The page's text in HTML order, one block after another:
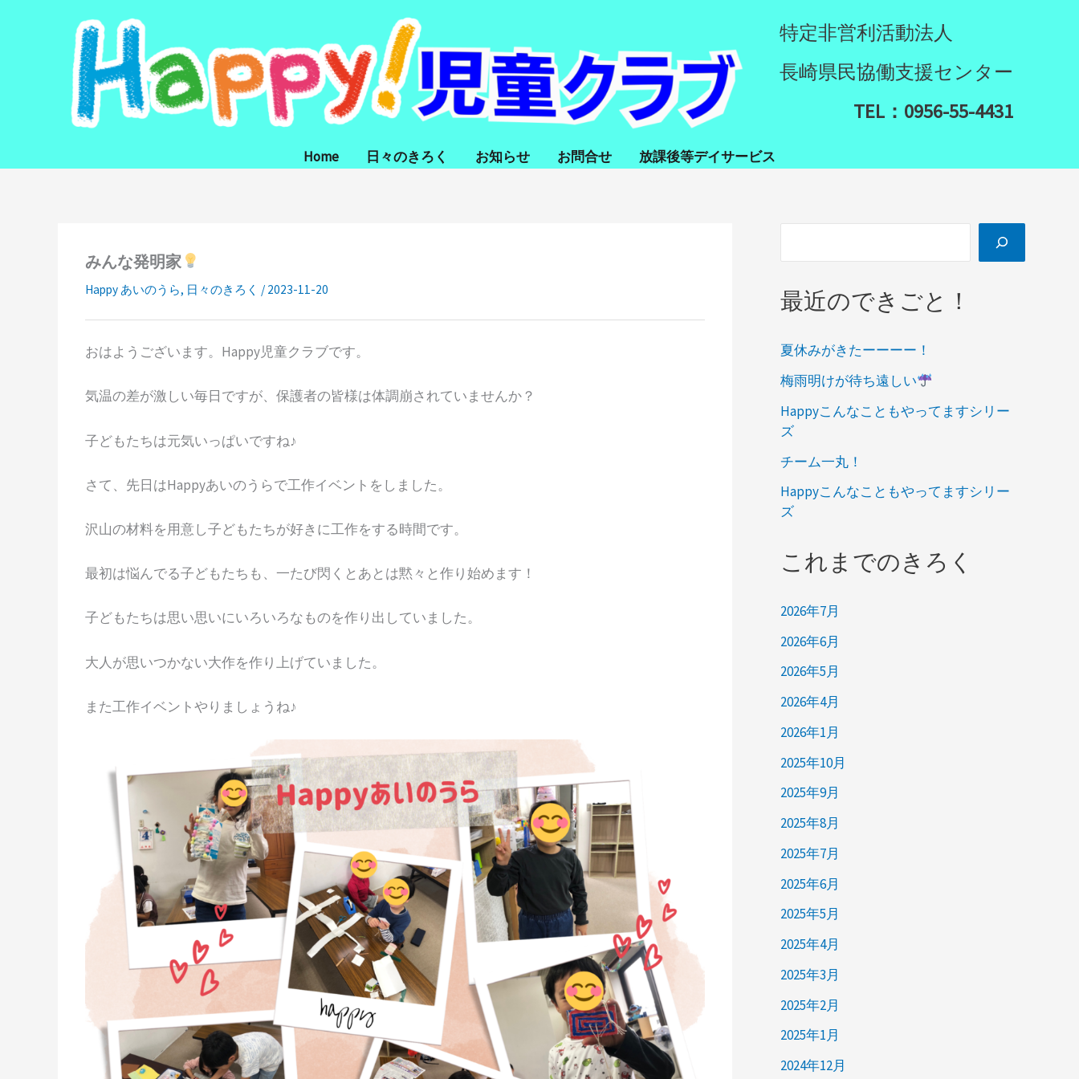
特定非営利活動法人
長崎県民協働支援センター
TEL：0956-55-4431
Home 日々のきろく お知らせ お問合せ 放課後等デイサービス
みんな発明家
Happy あいのうら, 日々のきろく / 2023-11-20
おはようございます。Happy児童クラブです。
気温の差が激しい毎日ですが、保護者の皆様は体調崩されていませんか？
子どもたちは元気いっぱいですね♪
さて、先日はHappyあいのうらで工作イベントをしました。
沢山の材料を用意し子どもたちが好きに工作をする時間です。
最初は悩んでる子どもたちも、一たび閃くとあとは黙々と作り始めます！
子どもたちは思い思いにいろいろなものを作り出していました。
大人が思いつかない大作を作り上げていました。
また工作イベントやりましょうね♪
索
最近のできごと！
夏休みがきたーーーー！
梅雨明けが待ち遠しい
Happyこんなこともやってますシリー
ズ
チーム一丸！
Happyこんなこともやってますシリー
ズ
これまでのきろく
2026年7月
2026年6月
2026年5月
2026年4月
2026年1月
2025年10月
2025年9月
2025年8月
2025年7月
2025年6月
2025年5月
2025年4月
2025年3月
2025年2月
2025年1月
2024年12月